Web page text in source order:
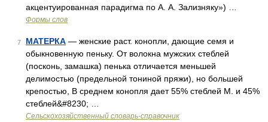
акцентуированная парадигма по А. А. Зализняку») …
Формы слов
7 МАТЕРКА — женские раст. конопли, дающие семя и
обыкновенную пеньку. От волокна мужских стеблей
(посконь, замашка) пенька отличается меньшей
делимостью (предельной тониной пряжи), но большей
крепостью, В среднем конопля дает 55% стеблей М. и 45%
стеблей&#8230; …
Сельскохозяйственный словарь-справочник